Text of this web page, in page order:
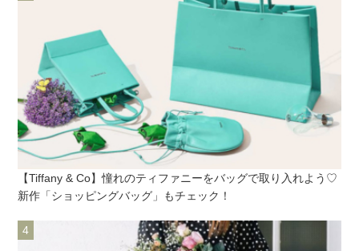
【Tiffany & Co】憧れのティファニーをバッグで取り入れよう♡
新作「ショッピングバッグ」もチェック！